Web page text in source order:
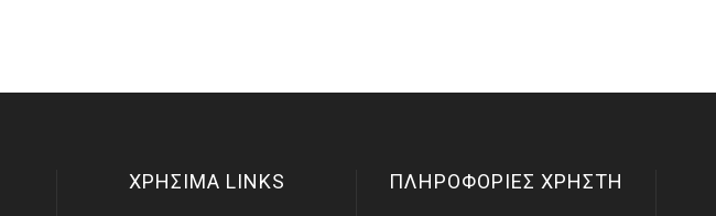
ΧΡΗΣΙΜΑ LINKS ΠΛΗΡΟΦΟΡΙΕΣ ΧΡΗΣΤΗ